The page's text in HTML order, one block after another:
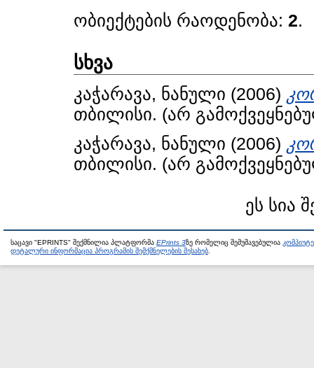
ობიექტების რაოდენობა: 2.
სხვა
კაჭარავა, ნანული (2006)
თბილისი. (არ
კაჭარავა, ნანული (2006)
თბილისი. (არ
ეს სია
საცავი "EPRINTS" შექმნილია პლატფორმა EPrints 3ზე რომელიც შემუშავებულია
დეტალური ინფორმაცია პროგრამის შემქმნელების შესახებ